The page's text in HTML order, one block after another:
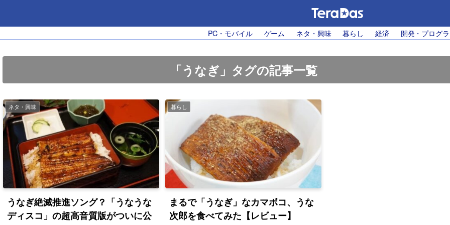
PC・モバイル ゲーム ネタ・興味 暮らし 経済 開発・プログ
「うなぎ」タグの記事一覧
ネタ・興味
うなぎ絶滅推進ソング？「うなうな
ディスコ」の超高音質版がついに公
暮らし
まるで「うなぎ」なカマボコ、うな
次郎を食べてみた【レビュー】